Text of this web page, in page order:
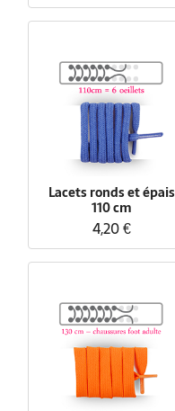
Lacets ronds et épais
110 cm
4,20 €